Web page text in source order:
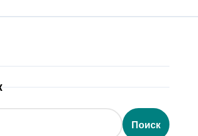
Поиск